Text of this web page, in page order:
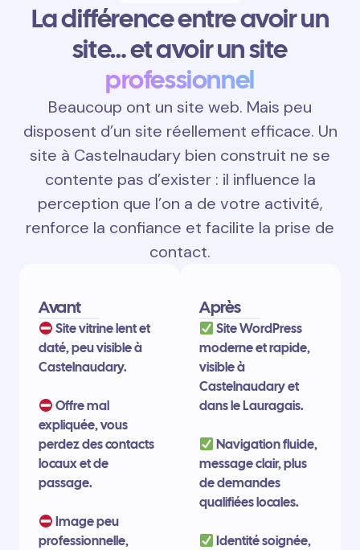
La différence entre avoir un
site… et avoir un site
professionnel
Beaucoup ont un site web. Mais peu
disposent d’un site réellement efficace. Un
site à Castelnaudary bien construit ne se
contente pas d’exister : il influence la
perception que l’on a de votre activité,
renforce la confiance et facilite la prise de
contact.
Avant
Site vitrine lent et
daté, peu visible à
Castelnaudary.
Offre mal
expliquée, vous
perdez des contacts
locaux et de
passage.
Image peu
professionnelle,
Après
Site WordPress
moderne et rapide,
visible à
Castelnaudary et
dans le Lauragais.
Navigation fluide,
message clair, plus
de demandes
qualifiées locales.
Identité soignée,